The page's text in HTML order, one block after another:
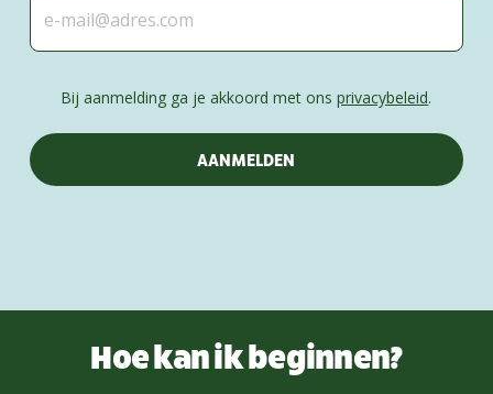
Bij aanmelding ga je akkoord met onsprivacybeleid.
Hoe kan ik beginnen?